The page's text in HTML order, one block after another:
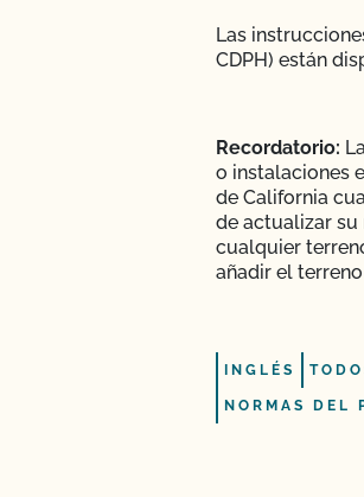
Las
CDPH) están
Recordatorio:
o instalaciones
de California
de actualizar su
cualquier
añadir el
INGLÉS
NORMAS DEL